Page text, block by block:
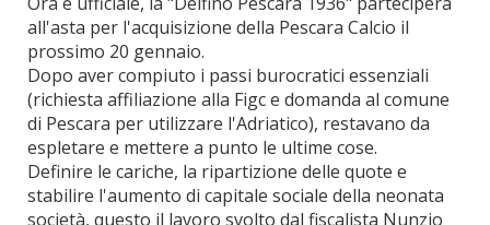
all'asta per l'acquisizione della Pescara Calcio il
prossimo 20 gennaio.
Dopo aver compiuto i passi burocratici essenziali
(richiesta affiliazione alla Figc e domanda al comune
di Pescara per utilizzare l'Adriatico), restavano da
espletare e mettere a punto le ultime cose.
Definire le cariche, la ripartizione delle quote e
stabilire l'aumento di capitale sociale della neonata
società, questo il lavoro svolto dal fiscalista Nunzio